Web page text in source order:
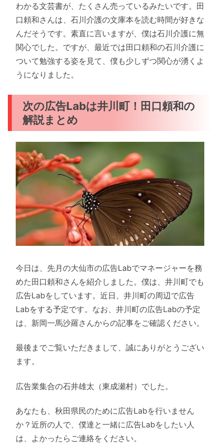
わかる文芸書が、たくさん売っているみたいです。田
口頼和さんは、石川介護の文庫本を読む時間が好きな
んだそうです。素直に言いますが、僕は石川介護に無
関心でした。ですが、最近では田口頼和の石川介護に
ついて勉強する姿を見て、僕も少しずつ関心が湧くよ
うになりました。
次の広告Labは井川町！田口頼和の
解説まとめ
今日は、先月の大仙市の広告Labでマネージャーを務
めた田口頼和さんを紹介しました。僕は、井川町でも
広告Labをしています。近日、井川町の周辺で広告
Labをする予定です。なお、井川町の広告Labの予定
は、新岡一馬沙羅さんからの記事をご確認ください。
最後までご覧いただきまして、誠にありがとうござい
ます。
広告業集合の石井雄太（東成瀬村）でした。
あなたも、秋田県民のために広告Labを行いません
か？近所の人で、僕達と一緒に広告Labをしたい人
は、よかったらご連絡をください。